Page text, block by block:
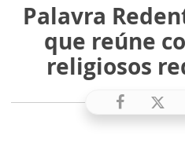
Palavra
que reúne
religiosos